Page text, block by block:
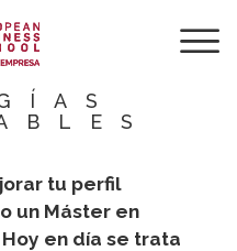
PARA
UN
tu perfil
un Máster en
en día se trata